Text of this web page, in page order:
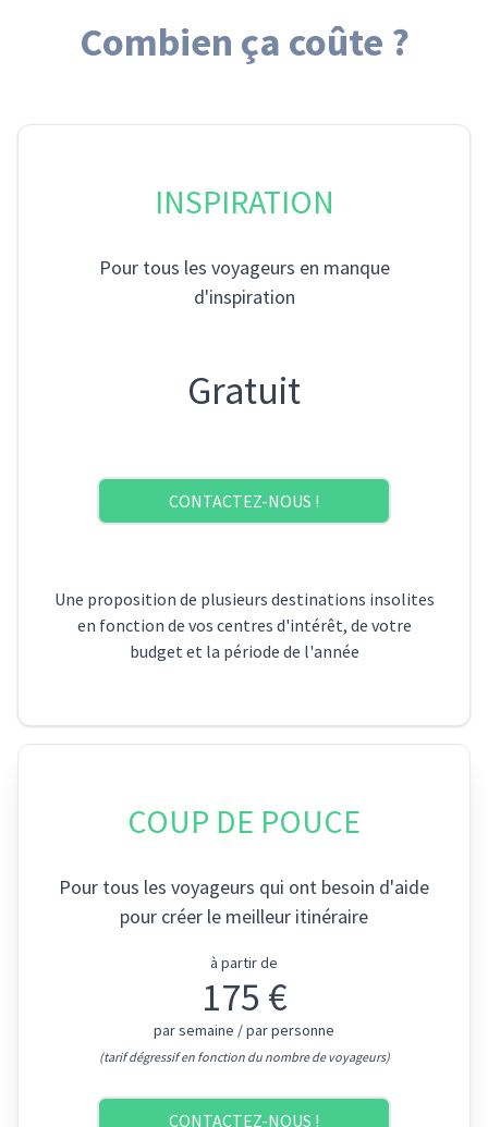
Combien ça coûte ?
INSPIRATION
Pour tous les voyageurs en manque
d'inspiration
Gratuit
CONTACTEZ-NOUS !
Une proposition de plusieurs destinations insolites
en fonction de vos centres d'intérêt, de votre
budget et la période de l'année
COUP DE POUCE
Pour tous les voyageurs qui ont besoin d'aide
pour créer le meilleur itinéraire
à partir de
175 €
par semaine / par personne
(tarif dégressif en fonction du nombre de voyageurs)
CONTACTEZ-NOUS !